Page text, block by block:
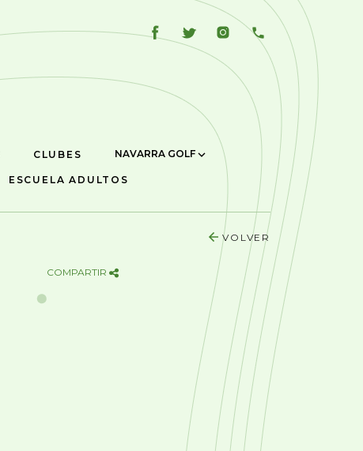
CLUBES NAVARRA GOLF
ESCUELA ADULTOS
VOLVER
COMPARTIR